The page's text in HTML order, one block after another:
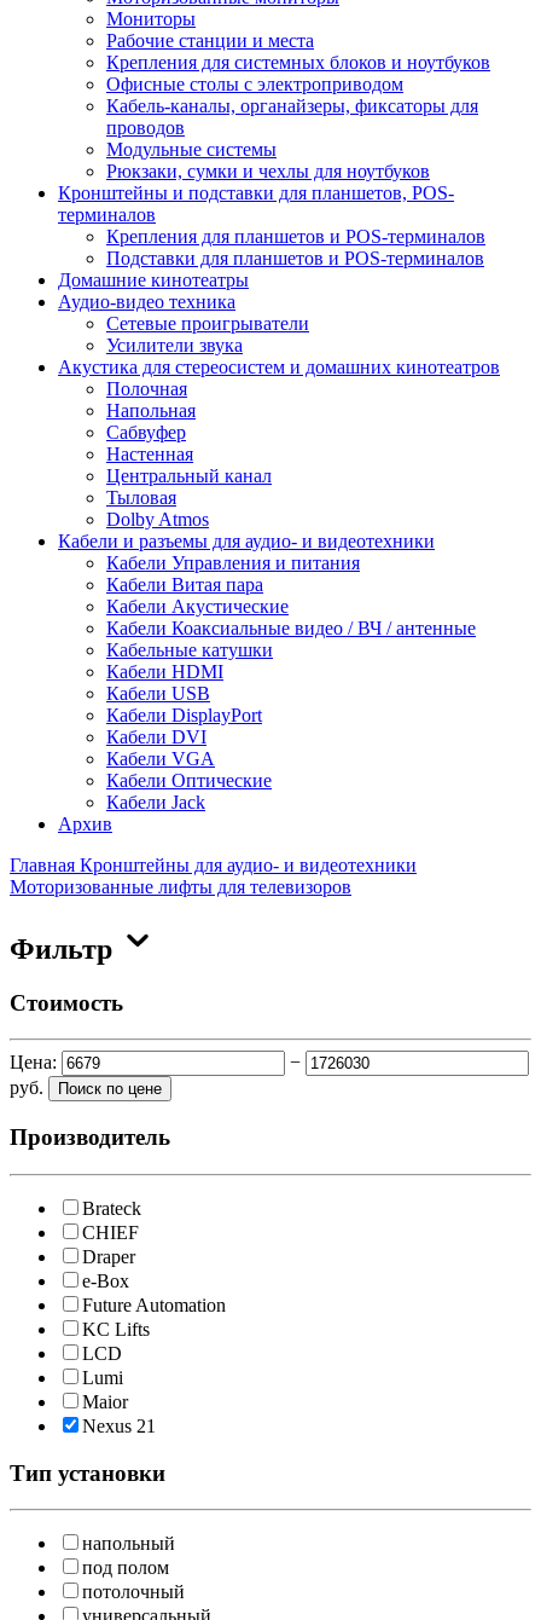
Мониторы
Рабочие станции и места
Крепления для системных блоков и ноутбуков
Офисные столы с электроприводом
Кабель-каналы, органайзеры, фиксаторы для
проводов
Модульные системы
Рюкзаки, сумки и чехлы для ноутбуков
Кронштейны и подставки для планшетов, POS-
терминалов
Крепления для планшетов и POS-терминалов
Подставки для планшетов и POS-терминалов
Домашние кинотеатры
Аудио-видео техника
Сетевые проигрыватели
Усилители звука
Акустика для стереосистем и домашних кинотеатров
Полочная
Напольная
Сабвуфер
Настенная
Центральный канал
Тыловая
Dolby Atmos
Кабели и разъемы для аудио- и видеотехники
Кабели Управления и питания
Кабели Витая пара
Кабели Акустические
Кабели Коаксиальные видео / ВЧ / антенные
Кабельные катушки
Кабели HDMI
Кабели USB
Кабели DisplayPort
Кабели DVI
Кабели VGA
Кабели Оптические
Кабели Jack
Архив
Главная Кронштейны для аудио- и видеотехники
Моторизованные лифты для телевизоров
Фильтр
Стоимость
Цена:
−
руб.
Производитель
Brateck
CHIEF
Draper
e-Box
Future Automation
KC Lifts
LCD
Lumi
Maior
Nexus 21
TriumphBoard
Vogels
Тип установки
напольный
под полом
потолочный